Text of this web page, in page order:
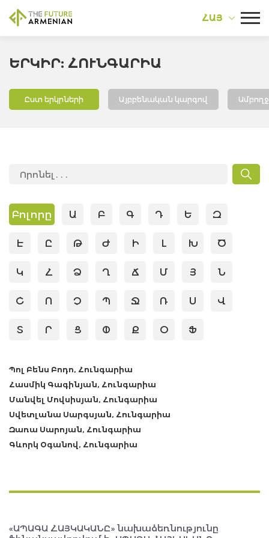
ՀԱՅ
ԵՐԿԻՐ: ՀՈՒՆԳԱՐԻԱ
Ըստ երկրների Այբբենական կարգով
Բոլորը Ա Բ Գ Դ Ե Զ
Է Ը Թ Ժ Ի Լ Խ Ծ
Կ Հ Ձ Ղ Ճ Մ Յ Ն
Շ Ո Չ Պ Ջ Ռ Ս Վ
Տ Ր Ց Փ Ք Օ Ֆ
Պոլ Բենս Բոդո, Հունգարիա
Հասմիկ Գագինյան, Հունգարիա
Մանվել Մովսիսյան, Հունգարիա
Սվետլանա Սարգսյան, Հունգարիա
Զառա Սարոյան, Հունգարիա
Գևորկ Օգանով, Հունգարիա
«ԱՊԱԳԱ ՀԱՅԿԱԿԱՆԸ» նախաձեռնությունը